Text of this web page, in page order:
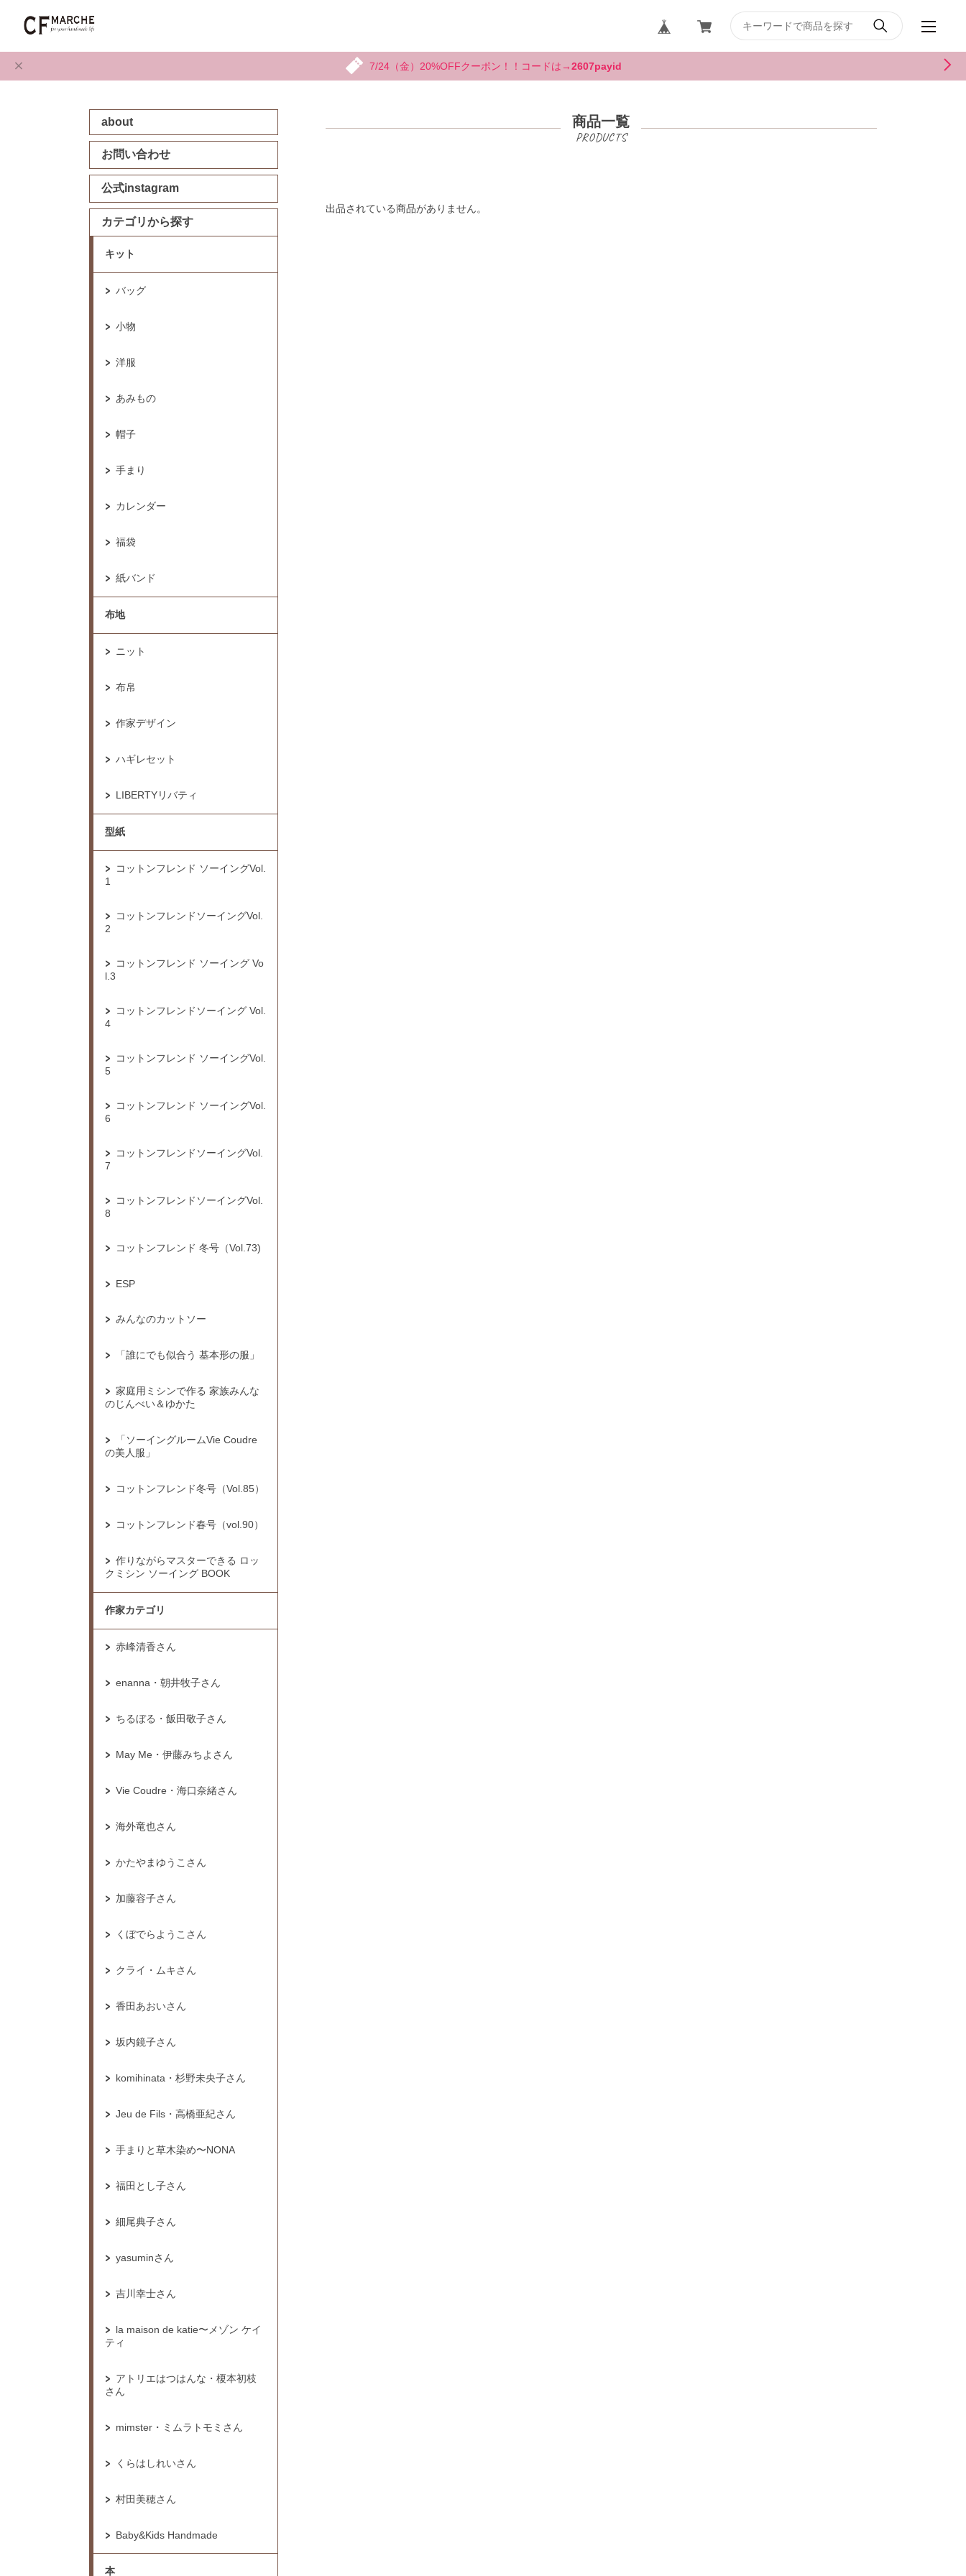
7/24（金）20%OFFクーポン！！コードは→2607payid
about
お問い合わせ
公式instagram
カテゴリから探す
キット
バッグ
小物
洋服
あみもの
帽子
手まり
カレンダー
福袋
紙バンド
布地
ニット
布帛
作家デザイン
ハギレセット
LIBERTYリバティ
型紙
コットンフレンド ソーイングVol.
1
コットンフレンドソーイングVol.
2
コットンフレンド ソーイング Vo
l.3
コットンフレンドソーイング Vol.
4
コットンフレンド ソーイングVol.
5
コットンフレンド ソーイングVol.
6
コットンフレンドソーイングVol.
7
コットンフレンドソーイングVol.
8
コットンフレンド 冬号（Vol.73)
ESP
みんなのカットソー
「誰にでも似合う 基本形の服」
家庭用ミシンで作る 家族みんな
のじんべい＆ゆかた
「ソーイングルームVie Coudre
の美人服」
コットンフレンド冬号（Vol.85）
コットンフレンド春号（vol.90）
作りながらマスターできる ロッ
クミシン ソーイング BOOK
作家カテゴリ
赤峰清香さん
enanna・朝井牧子さん
ちるぼる・飯田敬子さん
May Me・伊藤みちよさん
Vie Coudre・海口奈緒さん
海外竜也さん
かたやまゆうこさん
加藤容子さん
くぼでらようこさん
クライ・ムキさん
香田あおいさん
坂内鏡子さん
komihinata・杉野未央子さん
Jeu de Fils・高橋亜紀さん
手まりと草木染め〜NONA
福田とし子さん
細尾典子さん
yasuminさん
吉川幸士さん
la maison de katie〜メゾン ケイ
ティ
アトリエはつはんな・榎本初枝
さん
mimster・ミムラトモミさん
くらはしれいさん
村田美穂さん
Baby&Kids Handmade
本
商品一覧
出品されている商品がありません。